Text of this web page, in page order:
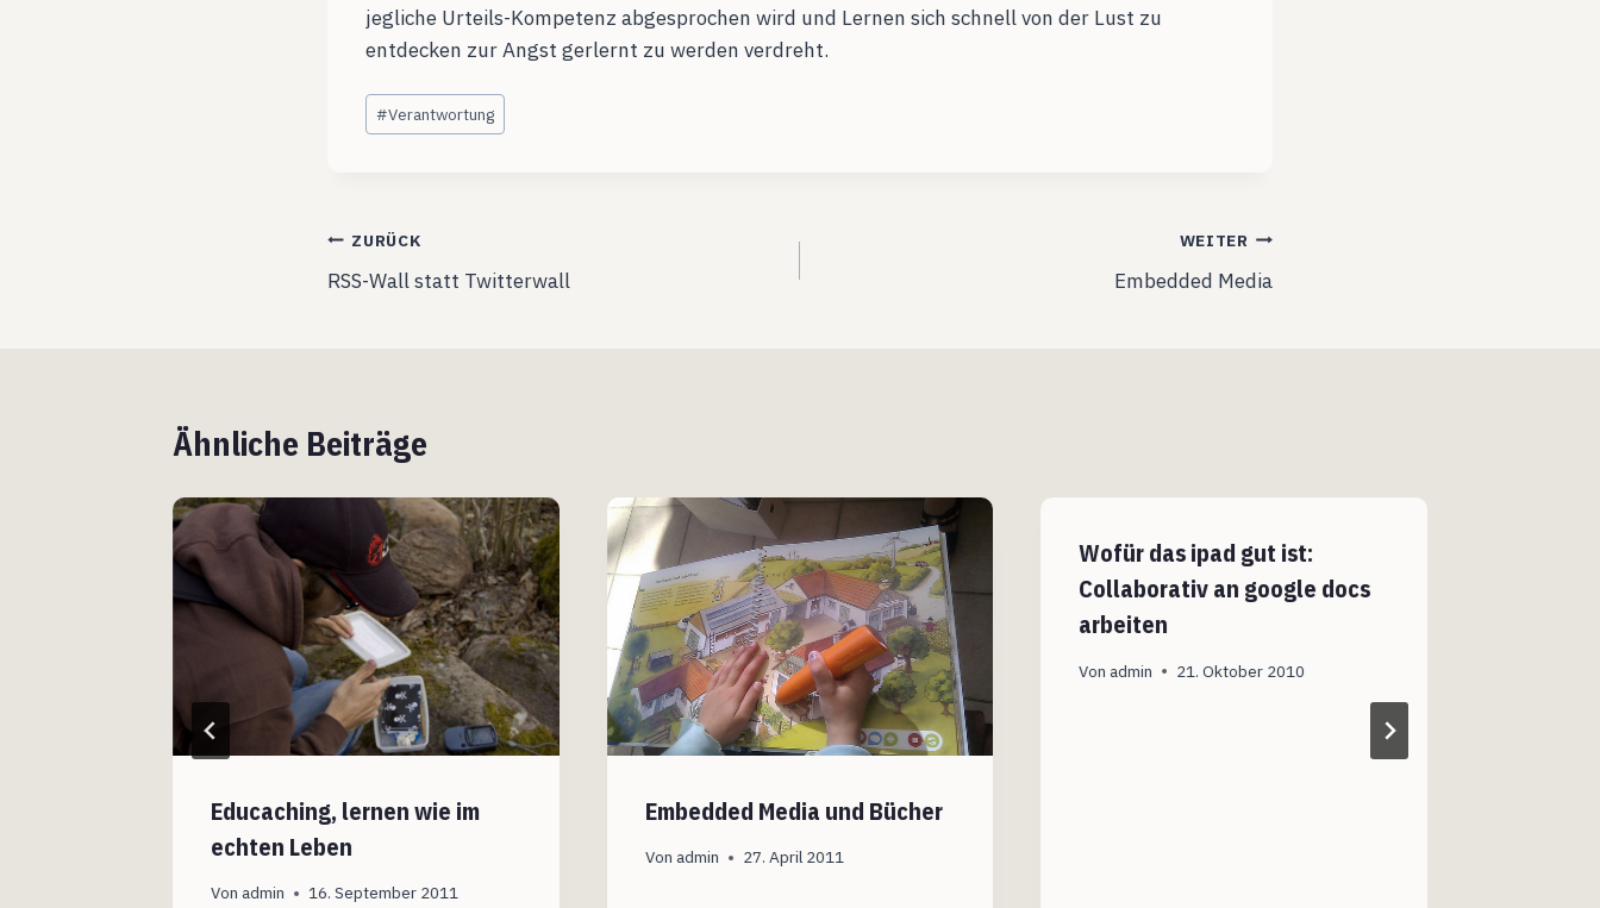
jegliche Urteils-Kompetenz abgesprochen wird und Lernen sich schnell von der Lust zu
entdecken zur Angst gerlernt zu werden verdreht.
Schlagworte:
#Verantwortung
Beitragsnavigation
ZURÜCK
RSS-Wall statt Twitterwall
WEITER
Embedded Media
Ähnliche Beiträge
Educaching, lernen wie im
echten Leben
Von admin 16. September 2011
Embedded Media und Bücher
Von admin 27. April 2011
Wofür das ipad gut ist:
Collaborativ an google docs
arbeiten
Von admin 21. Oktober 2010